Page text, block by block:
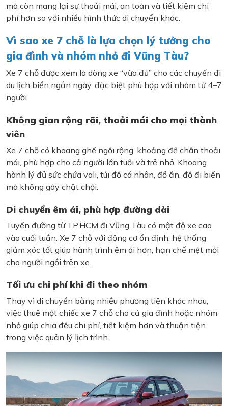
mà còn mang lại sự thoải mái, an toàn và tiết kiệm chi
phí hơn so với nhiều hình thức di chuyển khác.
Vì sao xe 7 chỗ là lựa chọn lý tưởng cho
gia đình và nhóm nhỏ đi Vũng Tàu?
Xe 7 chỗ được xem là dòng xe “vừa đủ” cho các chuyến đi
du lịch biển ngắn ngày, đặc biệt phù hợp với nhóm từ 4–7
người.
Không gian rộng rãi, thoải mái cho mọi thành
viên
Xe 7 chỗ có khoang ghế ngồi rộng, khoảng để chân thoải
mái, phù hợp cho cả người lớn tuổi và trẻ nhỏ. Khoang
hành lý đủ sức chứa vali, túi đồ cá nhân, đồ ăn, đồ đi biển
mà không gây chật chội.
Di chuyển êm ái, phù hợp đường dài
Tuyến đường từ TP.HCM đi Vũng Tàu có mật độ xe cao
vào cuối tuần. Xe 7 chỗ với động cơ ổn định, hệ thống
giảm xóc tốt giúp hành trình êm ái hơn, hạn chế mệt mỏi
cho người ngồi trên xe.
Tối ưu chi phí khi đi theo nhóm
Thay vì di chuyển bằng nhiều phương tiện khác nhau,
việc thuê một chiếc xe 7 chỗ cho cả gia đình hoặc nhóm
nhỏ giúp chia đều chi phí, tiết kiệm hơn và thuận tiện
trong việc quản lý lịch trình.